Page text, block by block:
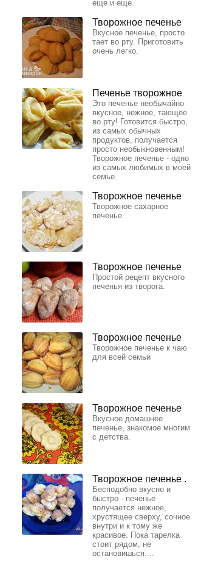
еще и еще.
Творожное печенье
Вкусное печенье, просто
тает во рту. Приготовить
очень легко.
Печенье творожное
Это печенье необычайно
вкусное, нежное, тающее
во рту! Готовится быстро,
из самых обычных
продуктов, получается
просто необыкновенным!
Творожное печенье - одно
из самых любимых в моей
семье.
Творожное печенье
Творожное сахарное
печенье.
Творожное печенье
Простой рецепт вкусного
печенья из творога.
Творожное печенье
Творожное печенье к чаю
для всей семьи
Творожное печенье
Вкусное домашнее
печенье, знакомое многим
с детства.
Творожное печенье .
Бесподобно вкусно и
быстро - печенье
получается нежное,
хрустящее сверху, сочное
внутри и к тому же
красивое. Пока тарелка
стоит рядом, не
остановишься....